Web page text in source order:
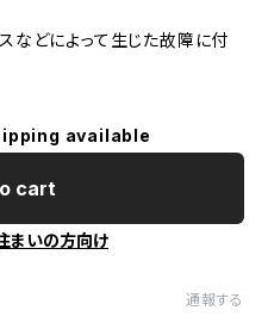
などによって生じた故障に付
available
cart
まいの方向け
通報する